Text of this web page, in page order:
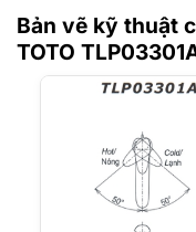
Bản vẽ kỹ thuật
TOTO